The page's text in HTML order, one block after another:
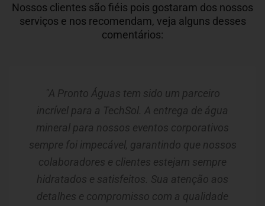
Nossos clientes são fiéis pois gostaram dos nossos
serviços e nos recomendam, veja alguns desses
comentários:
"A Pronto Águas tem sido um parceiro
incrível para a TechSol. A entrega de água
mineral para nossos eventos corporativos
sempre foi impecável, garantindo que nossos
colaboradores e clientes estejam sempre
hidratados e satisfeitos. Sua atenção aos
detalhes e compromisso com a qualidade